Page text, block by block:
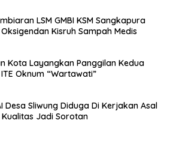
LSM GMBI KSM Sangkapura
Kisruh Sampah Medis
Kota Layangkan Panggilan Kedua
Oknum “Wartawati”
Desa Sliwung Diduga Di Kerjakan Asal
Jadi Sorotan